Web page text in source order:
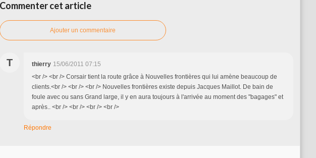
Commenter cet article
Ajouter un commentaire
T thierry 15/06/2011 07:15
<br /> <br /> Corsair tient la route grâce à Nouvelles frontières qui lui amène beaucoup de
clients.<br /> <br /> <br /> Nouvelles frontières existe depuis Jacques Maillot. De bain de
foule avec ou sans Grand large, il y en aura toujours à l'arrivée au moment des "bagages" et
après.. <br /> <br /> <br /> <br />
Répondre